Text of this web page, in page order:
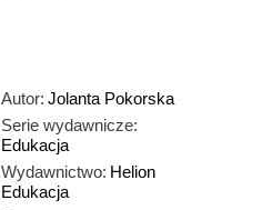
Autor: Jolanta Pokorska
Serie wydawnicze:
Edukacja
Wydawnictwo: Helion
Edukacja